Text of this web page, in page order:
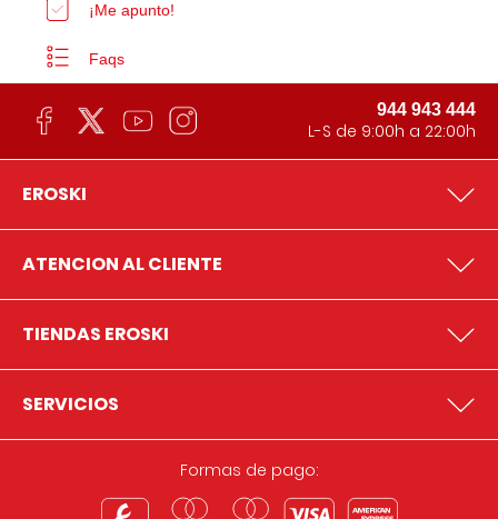
¡Me apunto!
Faqs
944 943 444
L-S de 9:00h a 22:00h
EROSKI
ATENCION AL CLIENTE
TIENDAS EROSKI
SERVICIOS
Formas de pago: